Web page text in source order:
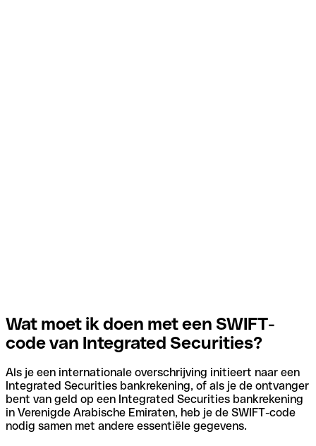
Wat moet ik doen met een SWIFT-
code van Integrated Securities?
Als je een internationale overschrijving initieert naar een
Integrated Securities bankrekening, of als je de ontvanger
bent van geld op een Integrated Securities bankrekening
in Verenigde Arabische Emiraten, heb je de SWIFT-code
nodig samen met andere essentiële gegevens.